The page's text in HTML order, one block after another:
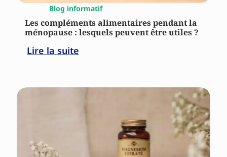
Blog informatif
Les compléments alimentaires pendant la
ménopause : lesquels peuvent être utiles ?
Lire la suite